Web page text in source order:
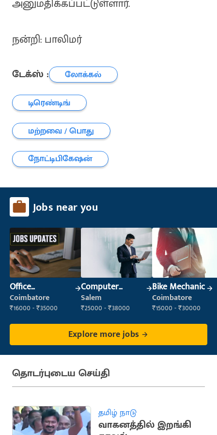
அனுமதிக்கப்பட்டுள்ளார்.
நன்றி: பாலிமர்
டேக்ஸ் :
லோக்கல்
டிரெண்டிங்
மற்றவை / பொது
நோட்டிபிகேஷன்
Jobs near you
Office
Administrator
Coimbatore
₹16000 - ₹35000
Computer
Operator
Salem
₹25000 - ₹38000
Bike Mechanic
Coimbatore
₹15000 - ₹30000
Explore more jobs
தொடர்புடைய செய்தி
தமிழ் நாடு
வாகனத்தில் இறங்கி